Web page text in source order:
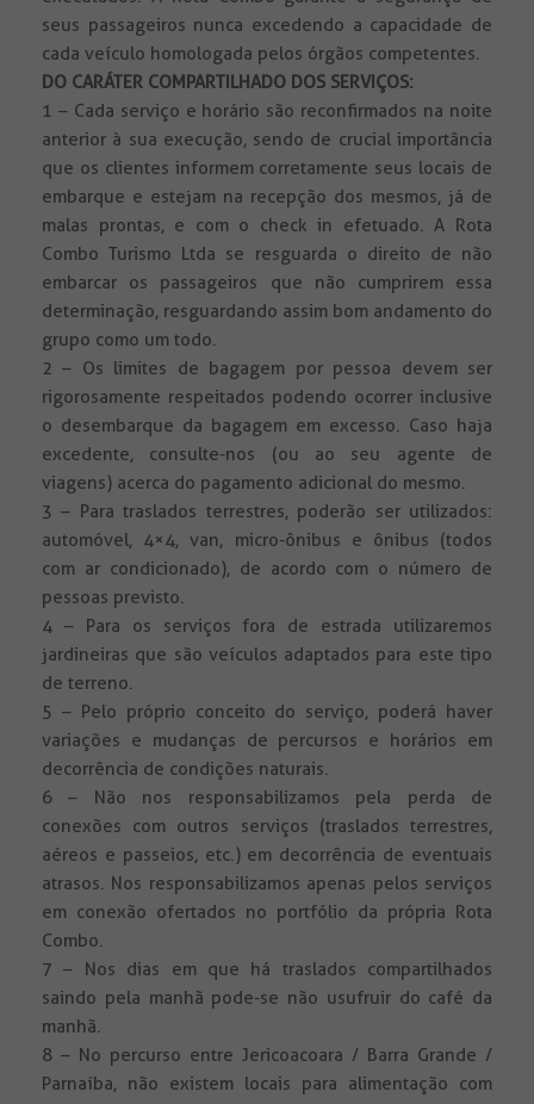
seus passageiros nunca excedendo a capacidade de
cada veículo homologada pelos órgãos competentes.
DO CARÁTER COMPARTILHADO DOS SERVIÇOS:
1 – Cada serviço e horário são reconfirmados na noite
anterior à sua execução, sendo de crucial importância
que os clientes informem corretamente seus locais de
embarque e estejam na recepção dos mesmos, já de
malas prontas, e com o check in efetuado. A Rota
Combo Turismo Ltda se resguarda o direito de não
embarcar os passageiros que não cumprirem essa
determinação, resguardando assim bom andamento do
grupo como um todo.
2 – Os limites de bagagem por pessoa devem ser
rigorosamente respeitados podendo ocorrer inclusive
o desembarque da bagagem em excesso. Caso haja
excedente, consulte-nos (ou ao seu agente de
viagens) acerca do pagamento adicional do mesmo.
3 – Para traslados terrestres, poderão ser utilizados:
automóvel, 4×4, van, micro-ônibus e ônibus (todos
com ar condicionado), de acordo com o número de
pessoas previsto.
4 – Para os serviços fora de estrada utilizaremos
jardineiras que são veículos adaptados para este tipo
de terreno.
5 – Pelo próprio conceito do serviço, poderá haver
variações e mudanças de percursos e horários em
decorrência de condições naturais.
6 – Não nos responsabilizamos pela perda de
conexões com outros serviços (traslados terrestres,
aéreos e passeios, etc.) em decorrência de eventuais
atrasos. Nos responsabilizamos apenas pelos serviços
em conexão ofertados no portfólio da própria Rota
Combo.
7 – Nos dias em que há traslados compartilhados
saindo pela manhã pode-se não usufruir do café da
manhã.
8 – No percurso entre Jericoacoara / Barra Grande /
Parnaíba, não existem locais para alimentação com